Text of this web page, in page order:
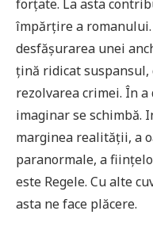
forțate. La asta
împărțire a
desfășurarea unei
țină ridicat
rezolvarea crimei. În
imaginar se schimbă.
marginea realității, a
paranormale, a
este Regele. Cu alte
asta ne face plăcere.